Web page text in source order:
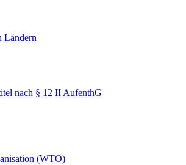
Ländern
nach § 12 II AufenthG
(WTO)